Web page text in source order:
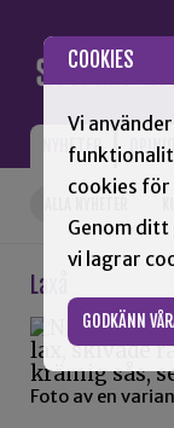
COOKIES
Vi
cookies
Genom
vi lagrar
GODKÄNN
NYHETER
Laxå
Foto av en